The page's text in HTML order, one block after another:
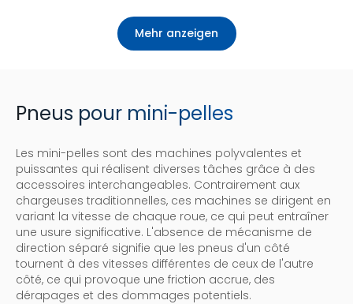
Mehr anzeigen
Pneus pour mini-pelles
Les mini-pelles sont des machines polyvalentes et
puissantes qui réalisent diverses tâches grâce à des
accessoires interchangeables. Contrairement aux
chargeuses traditionnelles, ces machines se dirigent en
variant la vitesse de chaque roue, ce qui peut entraîner
une usure significative. L'absence de mécanisme de
direction séparé signifie que les pneus d'un côté
tournent à des vitesses différentes de ceux de l'autre
côté, ce qui provoque une friction accrue, des
dérapages et des dommages potentiels.